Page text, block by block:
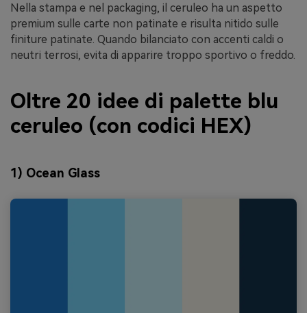
Nella stampa e nel packaging, il ceruleo ha un aspetto
premium sulle carte non patinate e risulta nitido sulle
finiture patinate. Quando bilanciato con accenti caldi o
neutri terrosi, evita di apparire troppo sportivo o freddo.
Oltre 20 idee di palette blu
ceruleo (con codici HEX)
1) Ocean Glass